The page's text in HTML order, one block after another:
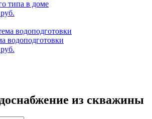
типа в доме
водоподготовки
из скважины